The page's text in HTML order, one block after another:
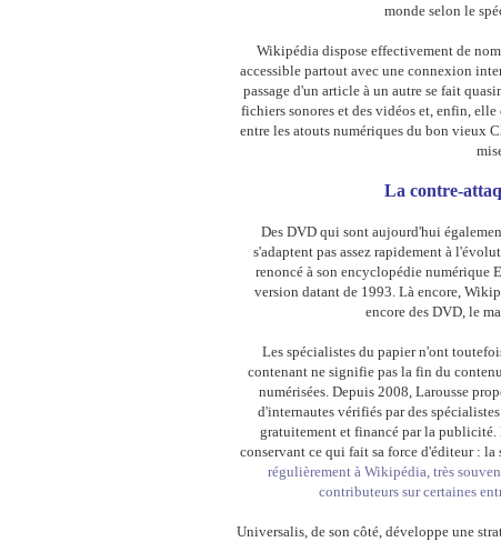
monde selon le
Wikipédia dispose effectivement de
accessible partout avec une connexion
passage d'un article à un autre se fait
fichiers sonores et des vidéos et, enfin,
entre les atouts numériques du bon vieux
La contre-
Des DVD qui sont aujourd'hui
s'adaptent pas assez rapidement à
renoncé à son encyclopédie numérique
version datant de 1993. Là encore,
encore des DVD, le
Les spécialistes du papier n'ont
contenant ne signifie pas la fin du
numérisées. Depuis 2008, Larousse
d'internautes vérifiés par des
gratuitement et financé par la publicité.
conservant ce qui fait sa force d'éditeur :
régulièrement à Wikipédia, très
contributeurs sur certaines
Universalis, de son côté, développe une